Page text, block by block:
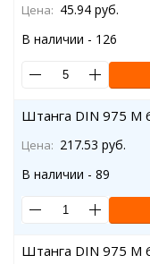
Цена: 45.94 руб.
В наличии - 126
Штанга DIN 975 M
Цена: 217.53 руб.
В наличии - 89
Штанга DIN 975 M